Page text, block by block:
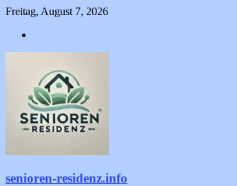
Zum
springen
Freitag, August 7, 2026
senioren-residenz.info